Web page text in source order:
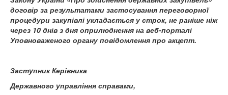
договір за результатами застосування переговорної
процедури закупівлі укладається у строк, не раніше ніж
через 10 днів з дня оприлюднення на веб-порталі
Уповноваженого органу повідомлення про акцепт.
Заступник Керівника
Державного управління справами,